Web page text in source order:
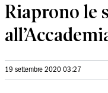
Riaprono le
19 settembre 2020 03:27